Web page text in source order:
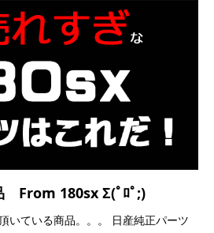
From 180sx Σ(ﾟﾛﾟ;)
いている商品。。。 日産純正パーツ